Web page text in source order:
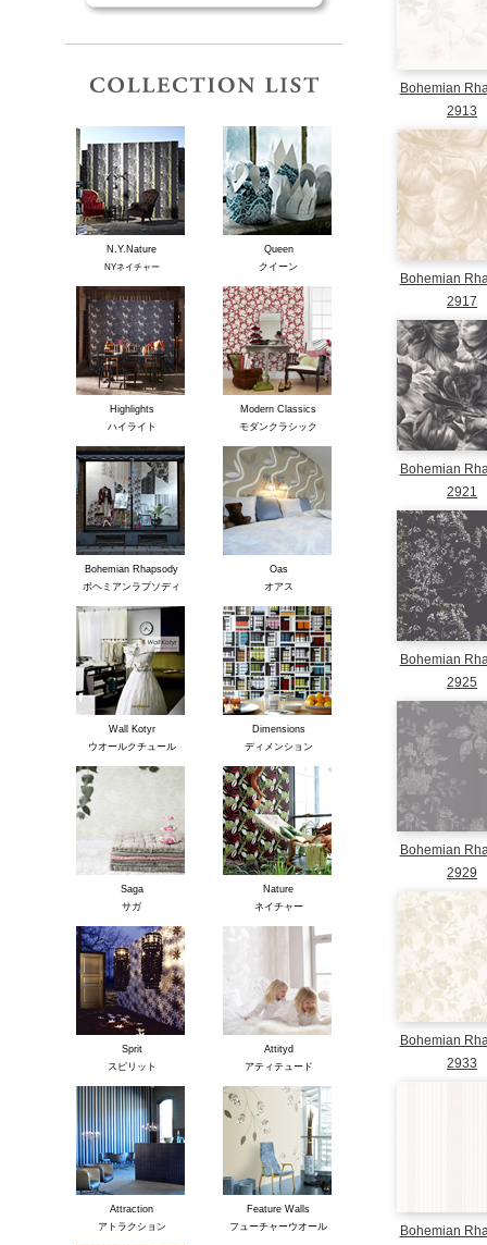
Bohemian
2913
Bohemian
2917
Bohemian
2921
Bohemian
2925
Bohemian
2929
Bohemian
2933
Bohemian
N.Y.Nature
NYネイチャー
Queen
クイーン
Highlights
ハイライト
Modern Classics
モダンクラシック
Bohemian Rhapsody
ボヘミアンラプソディ
Oas
オアス
Wall Kotyr
ウオールクチュール
Dimensions
ディメンション
Saga
サガ
Nature
ネイチャー
Sprit
スピリット
Attityd
アティテュード
Attraction
アトラクション
Feature Walls
フューチャーウオール